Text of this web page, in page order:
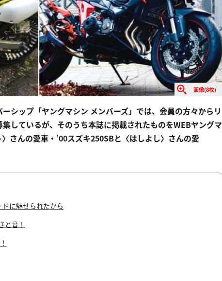
画像(8枚)
シップ「ヤングマシン メンバーズ」では、会員の方々からリ
しているが、そのうち本誌に掲載されたものをWEBヤングマ
さんの愛車・’00スズキ250SBと〈はしよし〉さんの愛
に魅せられたから
と音！